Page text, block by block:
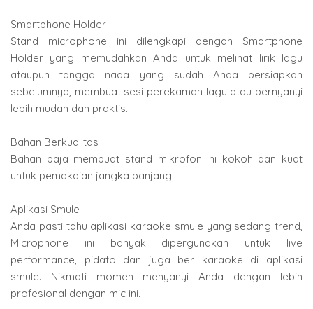
Smartphone Holder
Stand microphone ini dilengkapi dengan Smartphone
Holder yang memudahkan Anda untuk melihat lirik lagu
ataupun tangga nada yang sudah Anda persiapkan
sebelumnya, membuat sesi perekaman lagu atau bernyanyi
lebih mudah dan praktis.
Bahan Berkualitas
Bahan baja membuat stand mikrofon ini kokoh dan kuat
untuk pemakaian jangka panjang.
Aplikasi Smule
Anda pasti tahu aplikasi karaoke smule yang sedang trend,
Microphone ini banyak dipergunakan untuk live
performance, pidato dan juga ber karaoke di aplikasi
smule. Nikmati momen menyanyi Anda dengan lebih
profesional dengan mic ini.